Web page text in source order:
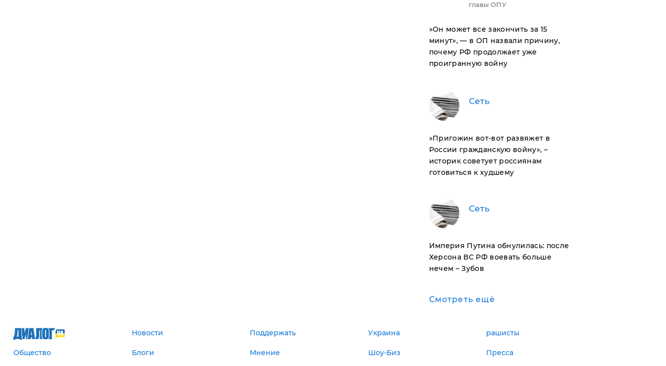
главы ОПУ
​»Он может все закончить за 15
минут», — в ОП назвали причину,
почему РФ продолжает уже
проигранную войну
Сеть
​»Пригожин вот-вот развяжет в
России гражданскую войну», –
историк советует россиянам
готовиться к худшему
Сеть
Империя Путина обнулилась: после
Херсона ВС РФ воевать больше
нечем – Зубов
Смотреть ещё
Новости Поддержать Украина рашисты
Общество Блоги Мнение Шоу-Биз Пресса